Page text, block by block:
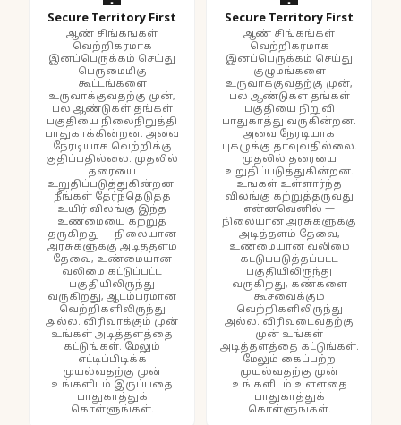
Secure Territory First
ஆண் சிங்கங்கள்
வெற்றிகரமாக
இனப்பெருக்கம் செய்து
பெருமைமிகு
கூட்டங்களை
உருவாக்குவதற்கு முன்,
பல ஆண்டுகள் தங்கள்
பகுதியை நிலைநிறுத்தி
பாதுகாக்கின்றன. அவை
நேரடியாக வெற்றிக்கு
குதிப்பதில்லை. முதலில்
தரையை
உறுதிப்படுத்துகின்றன.
நீங்கள் தேர்ந்தெடுத்த
உயிர் விலங்கு இந்த
உண்மையை கற்றுத்
தருகிறது — நிலையான
அரசுகளுக்கு அடித்தளம்
தேவை, உண்மையான
வலிமை கட்டுப்பட்ட
பகுதியிலிருந்து
வருகிறது, ஆடம்பரமான
வெற்றிகளிலிருந்து
அல்ல. விரிவாக்கும் முன்
உங்கள் அடித்தளத்தை
கட்டுங்கள். மேலும்
எட்டிப்பிடிக்க
முயல்வதற்கு முன்
உங்களிடம் இருப்பதை
பாதுகாத்துக்
கொள்ளுங்கள்.
Secure Territory First
ஆண் சிங்கங்கள்
வெற்றிகரமாக
இனப்பெருக்கம் செய்து
குழுமங்களை
உருவாக்குவதற்கு முன்,
பல ஆண்டுகள் தங்கள்
பகுதியை நிறுவி
பாதுகாத்து வருகின்றன.
அவை நேரடியாக
புகழுக்கு தாவுவதில்லை.
முதலில் தரையை
உறுதிப்படுத்துகின்றன.
உங்கள் உள்ளார்ந்த
விலங்கு கற்றுத்தருவது
என்னவெனில் —
நிலையான அரசுகளுக்கு
அடித்தளம் தேவை,
உண்மையான வலிமை
கட்டுப்படுத்தப்பட்ட
பகுதியிலிருந்து
வருகிறது, கண்களை
கூசவைக்கும்
வெற்றிகளிலிருந்து
அல்ல. விரிவடைவதற்கு
முன் உங்கள்
அடித்தளத்தை கட்டுங்கள்.
மேலும் கைப்பற்ற
முயல்வதற்கு முன்
உங்களிடம் உள்ளதை
பாதுகாத்துக்
கொள்ளுங்கள்.